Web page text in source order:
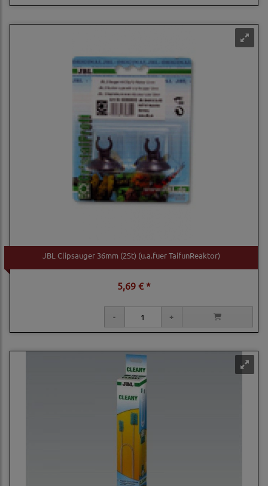
JBL Clipsauger 36mm (2St) (u.a.fuer TaifunReaktor)
5,69 € *